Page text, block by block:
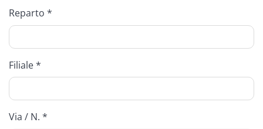
Reparto *
Filiale *
Via / N. *